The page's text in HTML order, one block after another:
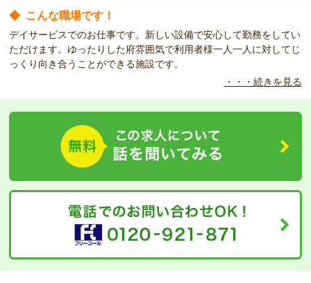
◆ こんな職場です！
デイサービスでのお仕事です。新しい設備で安心して勤務をしてい
ただけます。ゆったりした府雰囲気で利用者様一人一人に対してじ
っくり向き合うことができる施設です。
きますので、介護の一歩スタートしたいという方、お待ちしており
・・・続きを見る